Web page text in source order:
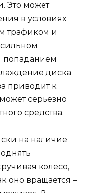
Это может
в условиях
трафиком и
диска
приводит к
серьезно
средства.
на наличие
колесо,
оно вращается –